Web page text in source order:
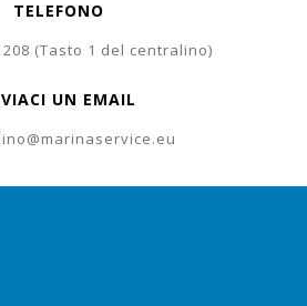
TELEFONO
(Tasto 1 del centralino)
UN EMAIL